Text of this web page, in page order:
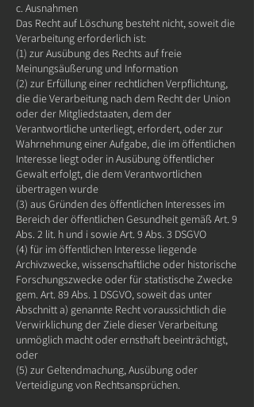
c. Ausnahmen
Das Recht auf Löschung besteht nicht, soweit die
Verarbeitung erforderlich ist:
(1) zur Ausübung des Rechts auf freie
Meinungsäußerung und Information
(2) zur Erfüllung einer rechtlichen Verpflichtung,
die die Verarbeitung nach dem Recht der Union
oder der Mitgliedstaaten, dem der
Verantwortliche unterliegt, erfordert, oder zur
Wahrnehmung einer Aufgabe, die im öffentlichen
Interesse liegt oder in Ausübung öffentlicher
Gewalt erfolgt, die dem Verantwortlichen
übertragen wurde
(3) aus Gründen des öffentlichen Interesses im
Bereich der öffentlichen Gesundheit gemäß Art. 9
Abs. 2 lit. h und i sowie Art. 9 Abs. 3 DSGVO
(4) für im öffentlichen Interesse liegende
Archivzwecke, wissenschaftliche oder historische
Forschungszwecke oder für statistische Zwecke
gem. Art. 89 Abs. 1 DSGVO, soweit das unter
Abschnitt a) genannte Recht voraussichtlich die
Verwirklichung der Ziele dieser Verarbeitung
unmöglich macht oder ernsthaft beeinträchtigt,
oder
(5) zur Geltendmachung, Ausübung oder
Verteidigung von Rechtsansprüchen.